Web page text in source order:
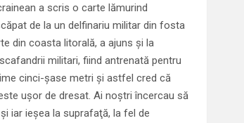
a scris o carte lămurind
de la un delfinariu militar din fosta
din coasta litorală, a ajuns şi la
militari, fiind antrenată pentru
cinci-şase metri şi astfel cred că
uşor de dresat. Ai noştri încercau să
iar ieşea la suprafaţă, la fel de